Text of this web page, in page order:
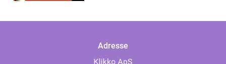
Adresse